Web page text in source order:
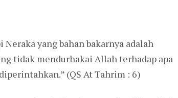
yang bahan bakarnya adalah
tidak mendurhakai Allah terhadap apa
(QS At Tahrim : 6)